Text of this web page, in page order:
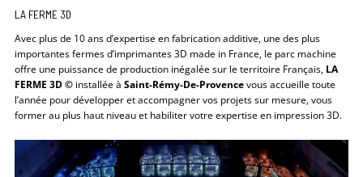
LA FERME 3D
Avec plus de 10 ans d’expertise en fabrication additive, une des plus
importantes fermes d’imprimantes 3D made in France, le parc machine
offre une puissance de production inégalée sur le territoire Français, LA
FERME 3D © installée àSaint-Rémy-De-Provencevous accueille toute
l’année pour développer et accompagner vos projets sur mesure, vous
former au plus haut niveau et habiliter votre expertise en impression 3D.